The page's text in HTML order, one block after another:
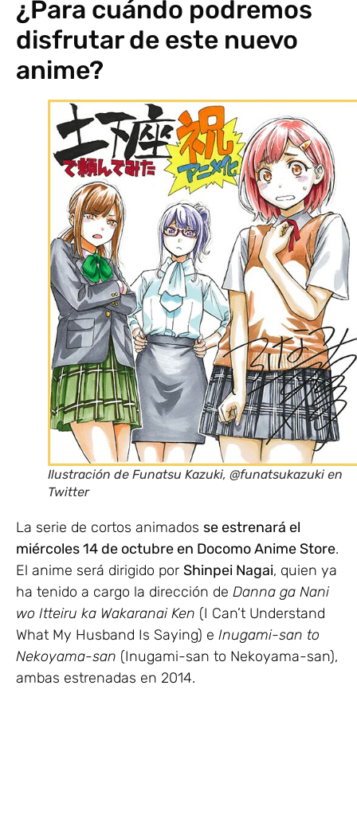
¿Para cuándo podremos
disfrutar de este nuevo
anime?
Ilustración de Funatsu Kazuki, @funatsukazuki en
Twitter
La serie de cortos animados se estrenará el
miércoles 14 de octubre en Docomo Anime Store.
El anime será dirigido por Shinpei Nagai, quien ya
ha tenido a cargo la dirección de Danna ga Nani
wo Itteiru ka Wakaranai Ken (I Can’t Understand
What My Husband Is Saying) e Inugami-san to
Nekoyama-san (Inugami-san to Nekoyama-san),
ambas estrenadas en 2014.